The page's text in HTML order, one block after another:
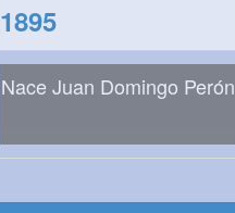
1895
Nace Juan Domingo Perón